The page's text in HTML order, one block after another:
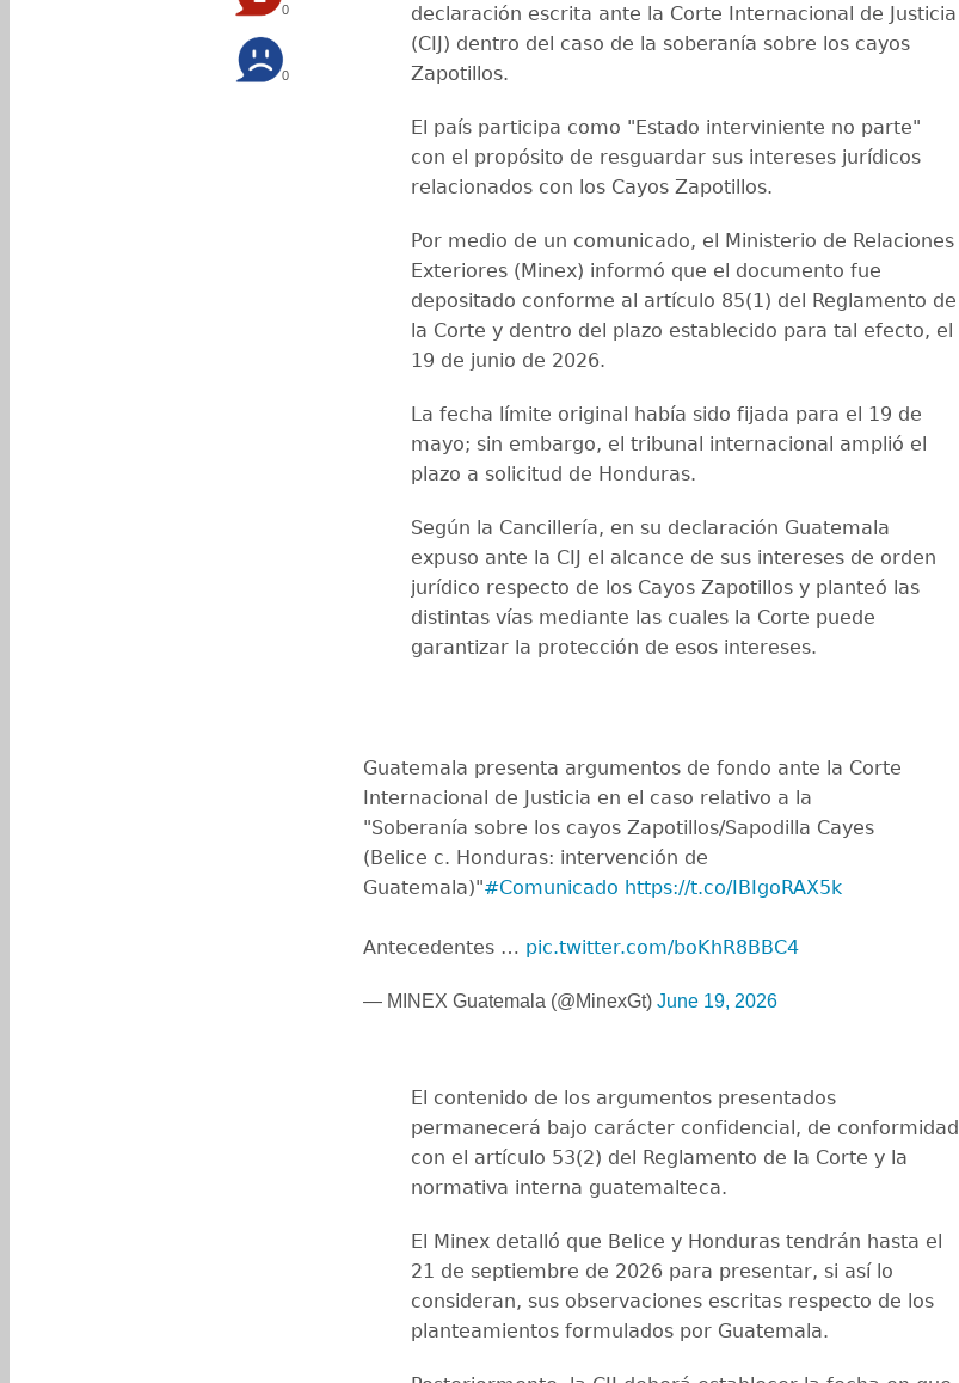
0
0
declaración escrita ante la Corte Internacional de Justicia
(CIJ) dentro del caso de la soberanía sobre los cayos
Zapotillos.
El país participa como "Estado interviniente no parte"
con el propósito de resguardar sus intereses jurídicos
relacionados con los Cayos Zapotillos.
Por medio de un comunicado, el Ministerio de Relaciones
Exteriores (Minex) informó que el documento fue
depositado conforme al artículo 85(1) del Reglamento de
la Corte y dentro del plazo establecido para tal efecto, el
19 de junio de 2026.
La fecha límite original había sido fijada para el 19 de
mayo; sin embargo, el tribunal internacional amplió el
plazo a solicitud de Honduras.
Según la Cancillería, en su declaración Guatemala
expuso ante la CIJ el alcance de sus intereses de orden
jurídico respecto de los Cayos Zapotillos y planteó las
distintas vías mediante las cuales la Corte puede
garantizar la protección de esos intereses.
Guatemala presenta argumentos de fondo ante la Corte
Internacional de Justicia en el caso relativo a la
"Soberanía sobre los cayos Zapotillos/Sapodilla Cayes
(Belice c. Honduras: intervención de
Guatemala)"#Comunicado https://t.co/IBIgoRAX5k
Antecedentes … pic.twitter.com/boKhR8BBC4
— MINEX Guatemala (@MinexGt) June 19, 2026
El contenido de los argumentos presentados
permanecerá bajo carácter confidencial, de conformidad
con el artículo 53(2) del Reglamento de la Corte y la
normativa interna guatemalteca.
El Minex detalló que Belice y Honduras tendrán hasta el
21 de septiembre de 2026 para presentar, si así lo
consideran, sus observaciones escritas respecto de los
planteamientos formulados por Guatemala.